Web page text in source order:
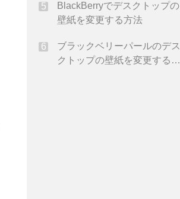
BlackBerryでデスクトップの
壁紙を変更する方法
ブラックベリーパールのデス
クトップの壁紙を変更する方